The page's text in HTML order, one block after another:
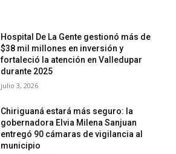
Hospital De La Gente gestionó más de
$38 mil millones en inversión y
fortaleció la atención en Valledupar
durante 2025
julio 3, 2026
Chiriguaná estará más seguro: la
gobernadora Elvia Milena Sanjuan
entregó 90 cámaras de vigilancia al
municipio